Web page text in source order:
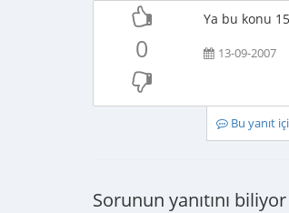
0
Ya bu konu
13-09-2007
Bu yanıt
Sorunun yanıtını